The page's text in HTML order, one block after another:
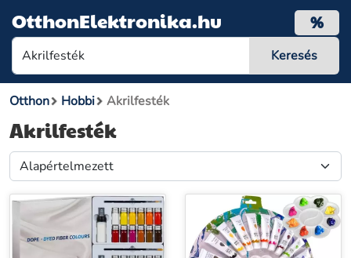
OtthonElektronika.hu %
Otthon Hobbi Akrilfesték
Akrilfesték